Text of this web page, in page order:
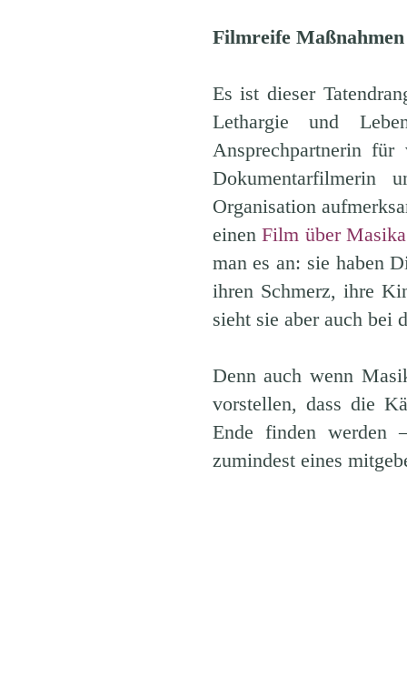
Filmreife Maßnahmen
Es ist dieser
Lethargie und
Ansprechpartnerin
Dokumentarfilmerin
Organisation
einenFilm über
man es an: sie haben
ihren Schmerz, ihre
sieht sie aber auch bei
Denn auch wenn
vorstellen, dass die
Ende finden werden
zumindest eines